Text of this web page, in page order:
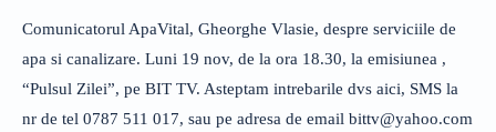
Comunicatorul ApaVital, Gheorghe Vlasie, despre serviciile de
apa si canalizare. Luni 19 nov, de la ora 18.30, la emisiunea ,
“Pulsul Zilei”, pe BIT TV. Asteptam intrebarile dvs aici, SMS la
nr de tel 0787 511 017, sau pe adresa de email bittv@yahoo.com